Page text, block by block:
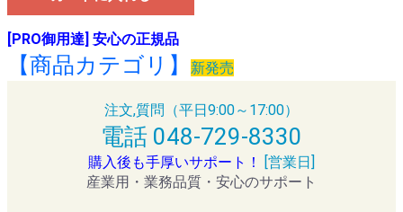
[PRO御用達] 安心の正規品
【商品カテゴリ】 新発売
注文,質問（平日9:00～17:00）
電話 048-729-8330
購入後も手厚いサポート！
[営業日]
産業用・業務品質・安心のサポート